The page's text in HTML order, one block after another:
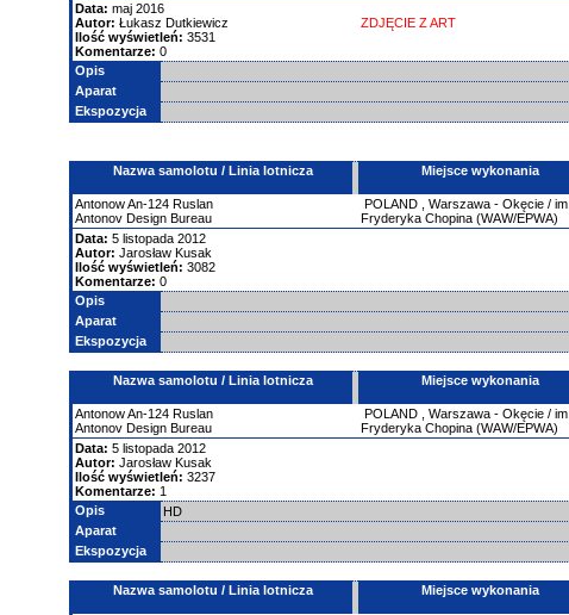
Data: maj 2016
Autor: Łukasz Dutkiewicz
Ilość wyświetleń: 3531
Komentarze: 0
ZDJĘCIE Z ART
Opis
Aparat
Ekspozycja
Nazwa samolotu / Linia lotnicza Miejsce wykonania
AntonowAn-124 Ruslan
Antonov Design Bureau
POLAND
Warszawa - Okęcie / im.
Fryderyka Chopina (WAW/EPWA)
Data: 5 listopada 2012
Autor: Jarosław Kusak
Ilość wyświetleń: 3082
Komentarze: 0
Opis
Aparat
Ekspozycja
Nazwa samolotu / Linia lotnicza Miejsce wykonania
AntonowAn-124 Ruslan
Antonov Design Bureau
POLAND
Warszawa - Okęcie / im.
Fryderyka Chopina (WAW/EPWA)
Data: 5 listopada 2012
Autor: Jarosław Kusak
Ilość wyświetleń: 3237
Komentarze: 1
Opis
HD
Aparat
Ekspozycja
Nazwa samolotu / Linia lotnicza Miejsce wykonania